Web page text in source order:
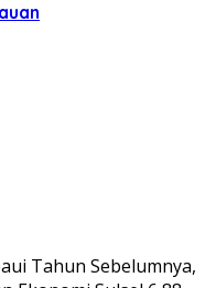
Tahun Sebelumnya,